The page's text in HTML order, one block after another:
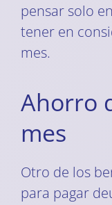
pensar solo
tener en
mes.
Ahorro
mes
Otro de los
para pagar